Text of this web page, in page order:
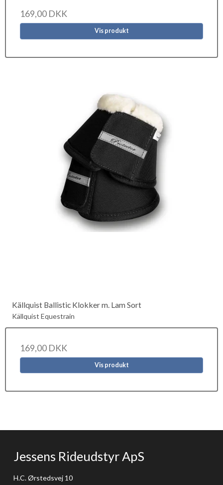
169,00 DKK
Vis produkt
Källquist Ballistic Klokker m. Lam Sort
Källquist Equestrain
169,00 DKK
Vis produkt
Jessens Rideudstyr ApS
H.C. Ørstedsvej 10